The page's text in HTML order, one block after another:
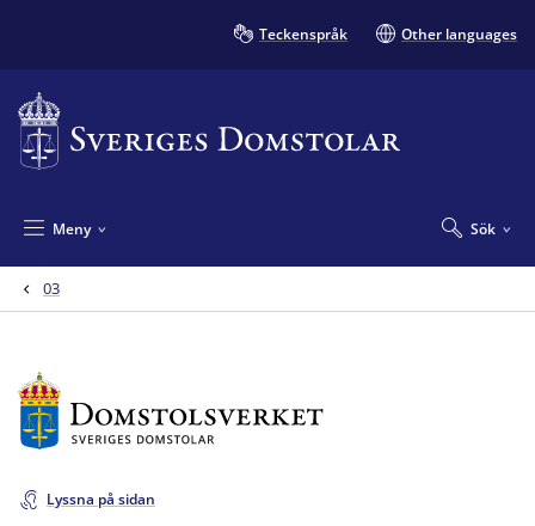
Teckenspråk Other languages
Sök
Meny
03
Lyssna på sidan